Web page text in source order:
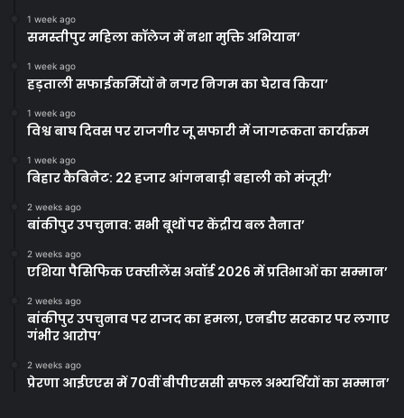
1 week ago
समस्तीपुर महिला कॉलेज में नशा मुक्ति अभियान’
1 week ago
हड़ताली सफाईकर्मियों ने नगर निगम का घेराव किया’
1 week ago
विश्व बाघ दिवस पर राजगीर जू सफारी में जागरूकता कार्यक्रम
1 week ago
बिहार कैबिनेट: 22 हजार आंगनबाड़ी बहाली को मंजूरी’
2 weeks ago
बांकीपुर उपचुनाव: सभी बूथों पर केंद्रीय बल तैनात’
2 weeks ago
एशिया पैसिफिक एक्सीलेंस अवॉर्ड 2026 में प्रतिभाओं का सम्मान’
2 weeks ago
बांकीपुर उपचुनाव पर राजद का हमला, एनडीए सरकार पर लगाए
गंभीर आरोप’
2 weeks ago
प्रेरणा आईएएस में 70वीं बीपीएससी सफल अभ्यर्थियों का सम्मान’